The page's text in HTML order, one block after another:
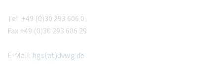
Tel. +49 (0)30 293 606 0
Fax +49 (0)30 293 606 29
E-Mail: hgs(at)dvwg.de